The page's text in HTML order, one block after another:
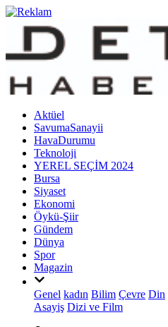
Aktüel
SavumaSanayii
HavaDurumu
Teknoloji
YEREL SEÇİM 2024
Bursa
Siyaset
Ekonomi
Öykü-Şiir
Gündem
Dünya
Spor
Magazin
Genel kadın Bilim Çevre Din
Asayiş Dizi ve Film